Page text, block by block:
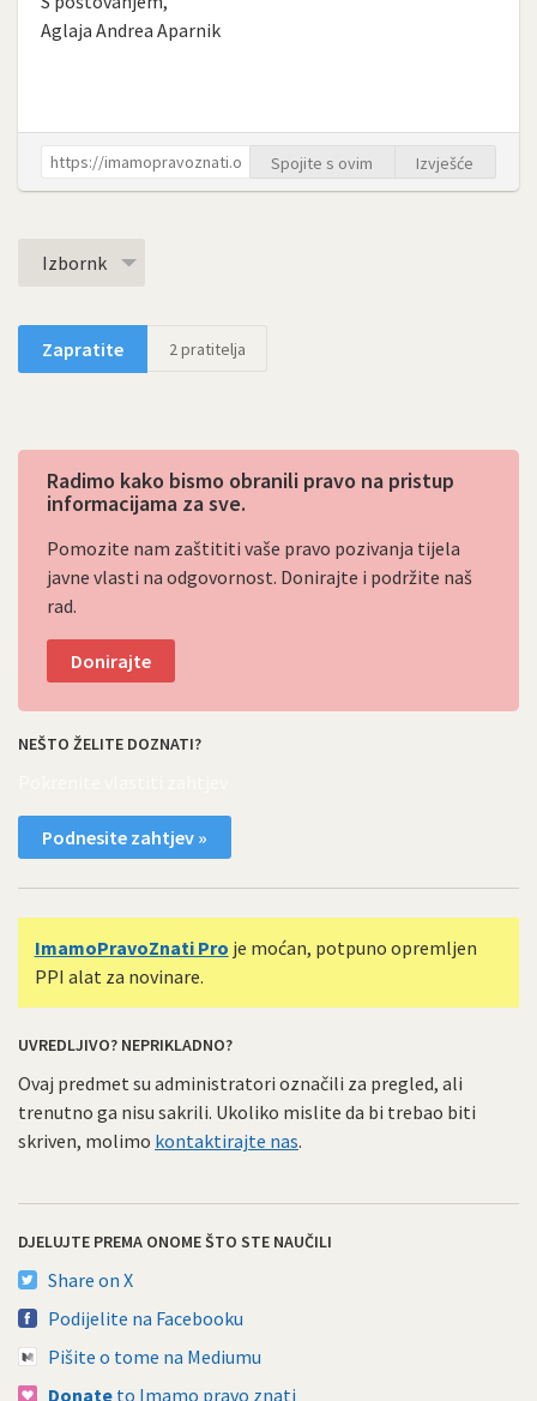
Aglaja Andrea Aparnik
Spojite s ovim Izvješće
Izbornk
Zapratite 2 pratitelja
Radimo kako bismo obranili pravo na pristup
informacijama za sve.
Pomozite nam zaštititi vaše pravo pozivanja tijela
javne vlasti na odgovornost. Donirajte i podržite naš
rad.
Donirajte
NEŠTO ŽELITE DOZNATI?
Podnesite zahtjev »
ImamoPravoZnati Pro je moćan, potpuno opremljen
PPI alat za novinare.
UVREDLJIVO? NEPRIKLADNO?
Ovaj predmet su administratori označili za pregled, ali
trenutno ga nisu sakrili. Ukoliko mislite da bi trebao biti
skriven, molimo kontaktirajte nas.
DJELUJTE PREMA ONOME ŠTO STE NAUČILI
Share on X
Podijelite na Facebooku
Pišite o tome na Mediumu
Donate to Imamo pravo znati